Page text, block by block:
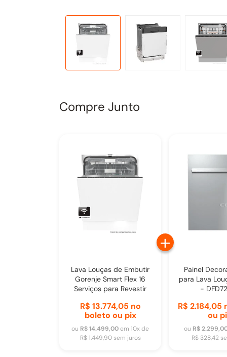
Compre Junto
Lava Louças de Embutir
Gorenje Smart Flex 16
Serviços para Revestir
R$ 13.774,05 no
boleto ou pix
ou R$ 14.499,00em 10x de
R$ 1.449,90sem juros
+
Painel
para Lava
-
R$ 2.184,05
ou
ou R$
R$ 328,42